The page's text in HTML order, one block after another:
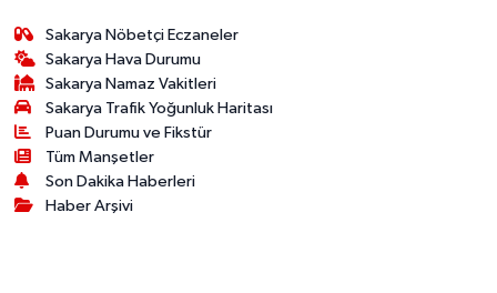
Sakarya Nöbetçi Eczaneler
Sakarya Hava Durumu
Sakarya Namaz Vakitleri
Sakarya Trafik Yoğunluk Haritası
Puan Durumu ve Fikstür
Tüm Manşetler
Son Dakika Haberleri
Haber Arşivi